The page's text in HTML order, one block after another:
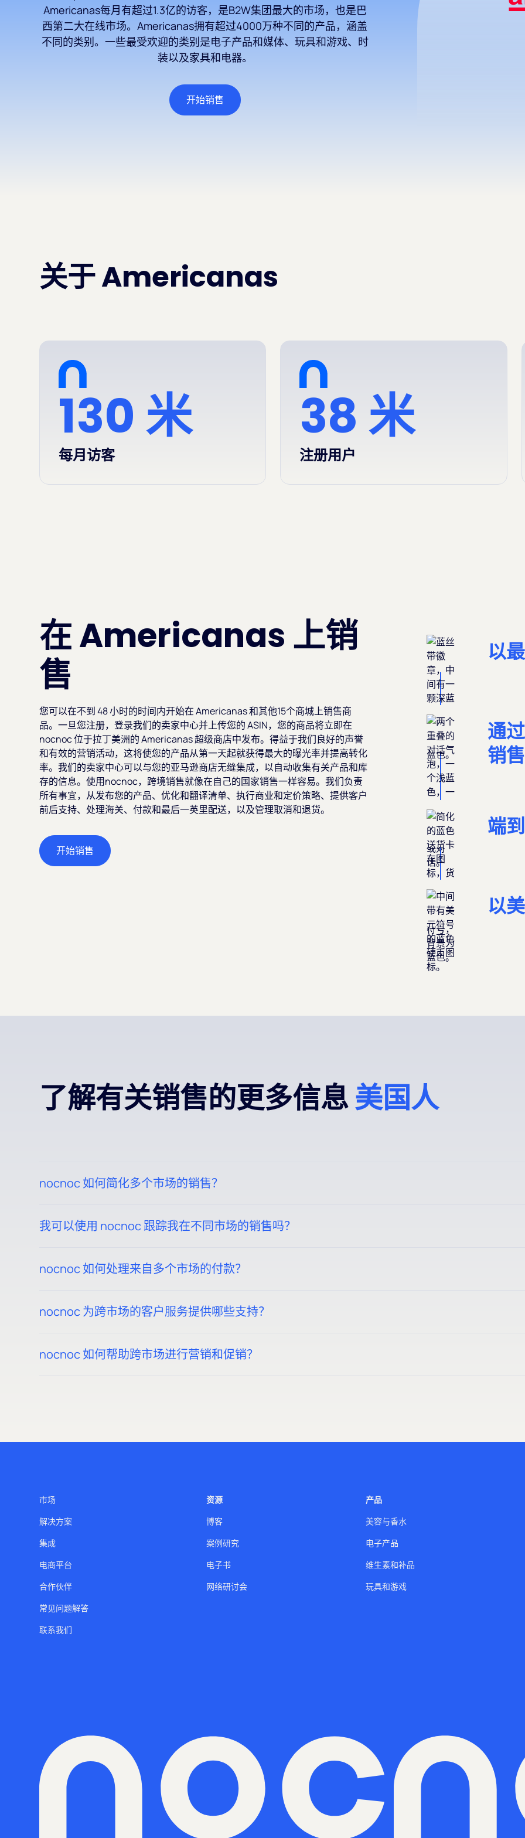
Americanas每月有超过1.3亿的访客，是B2W集团最大的市场，也是巴
西第二大在线市场。Americanas拥有超过4000万种不同的产品，涵盖
不同的类别。一些最受欢迎的类别是电子产品和媒体、玩具和游戏、时
装以及家具和电器。
开始销售
关于 Americanas
130 米
每月访客
38 米
注册用户
在 Americanas 上销
售
您可以在不到 48 小时的时间内开始在 Americanas 和其他15个商城上销售商
品。一旦您注册，登录我们的卖家中心并上传您的 ASIN，您的商品将立即在
nocnoc 位于拉丁美洲的 Americanas 超级商店中发布。得益于我们良好的声誉
和有效的营销活动，这将使您的产品从第一天起就获得最大的曝光率并提高转化
率。我们的卖家中心可以与您的亚马逊商店无缝集成，以自动收集有关产品和库
存的信息。使用nocnoc，跨境销售就像在自己的国家销售一样容易。我们负责
所有事宜，从发布您的产品、优化和翻译清单、执行商业和定价策略、提供客户
前后支持、处理海关、付款和最后一英里配送，以及管理取消和退货。
开始销售
以
通
销售
端
以
了解有关销售的更多信息美国人
nocnoc 如何简化多个市场的销售？
nocnoc卖家中心等平台无缝集成，从而在不到48小时的时间内开始通过多个渠道进行销售。
我可以使用 nocnoc 跟踪我在不同市场的销售吗？
nocnoc 如何处理来自多个市场的付款？
获得报酬。
nocnoc 为跨市场的客户服务提供哪些支持？
nocnoc 如何帮助跨市场进行营销和促销？
市场
解决方案
集成
电商平台
合作伙伴
常见问题解答
联系我们
资源
博客
案例研究
电子书
网络研讨会
产品
美容与香水
电子产品
维生素和补品
玩具和游戏